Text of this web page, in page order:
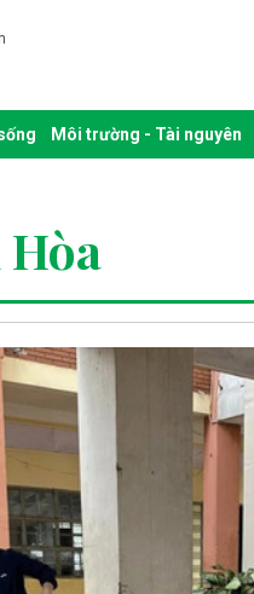
Môi trường - Tài nguyên
Hòa